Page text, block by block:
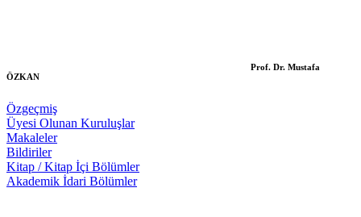
Prof. Dr. Mustafa
ÖZKAN
Özgeçmiş
Üyesi Olunan Kuruluşlar
Makaleler
Bildiriler
Kitap / Kitap İçi Bölümler
Akademik İdari Bölümler